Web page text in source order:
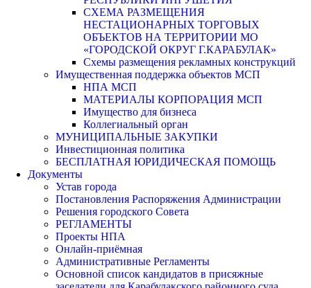
СХЕМА РАЗМЕЩЕНИЯ
НЕСТАЦИОНАРНЫХ ТОРГОВЫХ
ОБЪЕКТОВ НА ТЕРРИТОРИИ МО
«ГОРОДСКОЙ ОКРУГ Г.КАРАБУЛАК»
Схемы размещения рекламных конструкций
Имущественная поддержка объектов МСП
НПА МСП
МАТЕРИАЛЫ КОРПОРАЦИЯ МСП
Имущество для бизнеса
Коллегиальный орган
МУНИЦИПАЛЬНЫЕ ЗАКУПКИ
Инвестиционная политика
БЕСПЛАТНАЯ ЮРИДИЧЕСКАЯ ПОМОЩЬ
Документы
Устав города
Постановления Распоряжения Администрации
Решения городского Совета
РЕГЛАМЕНТЫ
Проекты НПА
Онлайн-приёмная
Административные Регламенты
Основной список кандидатов в присяжные